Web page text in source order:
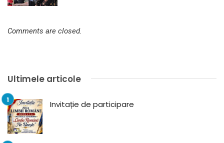
Comments are closed.
Ultimele articole
Invitație de participare